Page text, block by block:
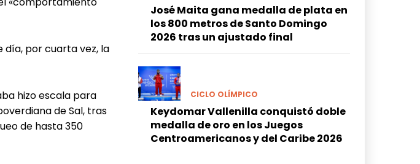
día, por cuarta vez, la
hizo escala para
de Sal, tras
de hasta 350
José Maita gana medalla de plata en
los 800 metros de Santo Domingo
2026 tras un ajustado final
CICLO OLÍMPICO
Keydomar Vallenilla conquistó doble
medalla de oro en los Juegos
Centroamericanos y del Caribe 2026